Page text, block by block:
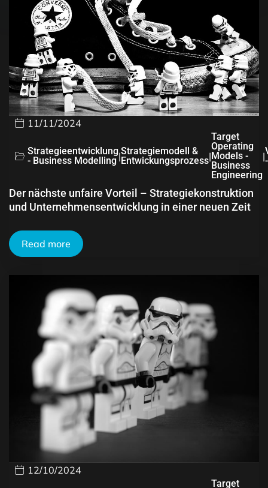
11/11/2024
Strategieentwicklung
- Business Modelling |Strategiemodell &
Entwickungsprozess|
Target
Operating
Models -
Business
Engineering
|
Der nächste unfaire Vorteil – Strategiekonstruktion
und Unternehmensentwicklung in einer neuen Zeit
Read more
12/10/2024
Target